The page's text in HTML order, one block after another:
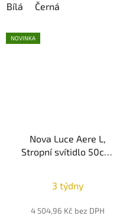
Bílá Černá
NOVINKA
Nova Luce Aere L,
Stropní svítidlo 50cm,
hodnocení
produktu
3 týdny
4 504,96 Kč bez DPH